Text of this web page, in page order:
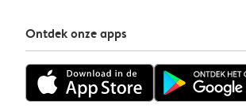
Ontdek onze apps